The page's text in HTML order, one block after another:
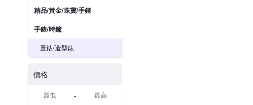
精品/黃金/珠寶/手錶
手錶/時鐘
童錶/造型錶
價格
-